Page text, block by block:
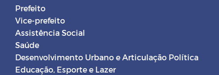
Prefeito
Vice-prefeito
Assistência Social
Saúde
Desenvolvimento Urbano e Articulação Política
Educação, Esporte e Lazer